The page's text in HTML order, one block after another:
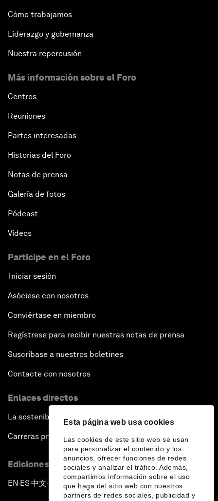
Esta página web usa cookies
Las cookies de este sitio web se usan
para personalizar el contenido y los
anuncios, ofrecer funciones de redes
sociales y analizar el tráfico. Además,
compartimos información sobre el uso
que haga del sitio web con nuestros
partners de redes sociales, publicidad y
Cómo trabajamos
Liderazgo y gobernanza
Nuestra repercusión
Más información sobre el Foro
Centros
Reuniones
Partes interesadas
Historias del Foro
Notas de prensa
Galería de fotos
Pódcast
Vídeos
Participe en el Foro
Iniciar sesión
Asóciese con nosotros
Conviértase en miembro
Regístrese para recibir nuestras notas de prensa
Suscríbase a nuestros boletines
Contacte con nosotros
Enlaces directos
La sostenibilidad en el Foro
Carreras profesionales
Ediciones en otros idiomas
EN ▪ES▪中文▪ 日本語